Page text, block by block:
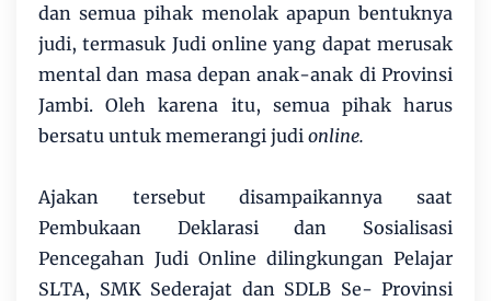
dan semua pihak menolak apapun bentuknya
judi, termasuk Judi online yang dapat merusak
mental dan masa depan anak-anak di Provinsi
Jambi. Oleh karena itu, semua pihak harus
bersatu untuk memerangi judi online.
Ajakan tersebut disampaikannya saat
Pembukaan Deklarasi dan Sosialisasi
Pencegahan Judi Online dilingkungan Pelajar
SLTA, SMK Sederajat dan SDLB Se- Provinsi